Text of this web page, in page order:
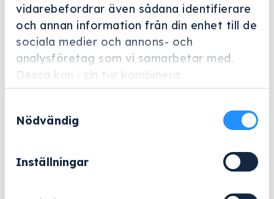
vidarebefordrar även sådana identifierare
och annan information från din enhet till de
sociala medier och annons- och
analysföretag som vi samarbetar med.
Dessa kan i sin tur kombinera
informationen med annan information som
samlat in när du har använt deras tjänster.
Nödvändig
Inställningar
Helskärm
Miele Professional
A 606
14 228kr